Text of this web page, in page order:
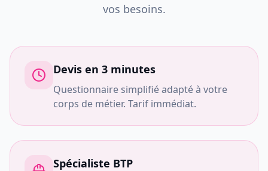
vos besoins.
Devis en 3 minutes
Questionnaire simplifié adapté à votre
corps de métier. Tarif immédiat.
Spécialiste BTP